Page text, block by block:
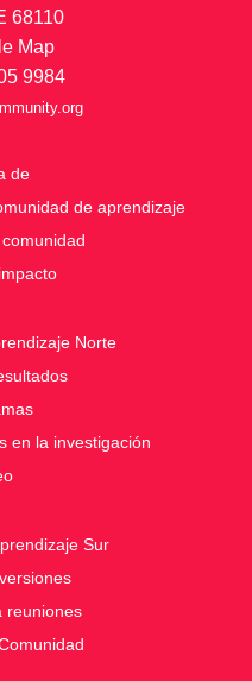
68110
Map
9984
de
de aprendizaje
Norte
en la investigación
Sur
reuniones